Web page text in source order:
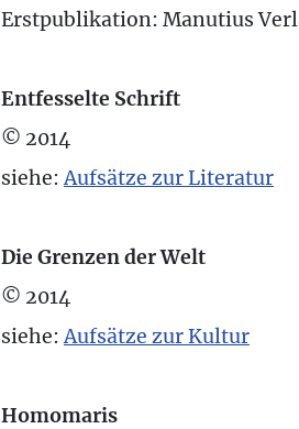
Erstpublikation: Manutius
Entfesselte Schrift
© 2014
siehe:Aufsätze zur Literatur
Die Grenzen der Welt
© 2014
siehe:Aufsätze zur Kultur
Homomaris